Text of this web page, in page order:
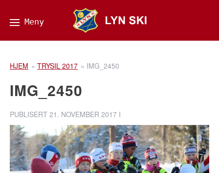
HJEM » TRYSIL 2017 » IMG_2450
IMG_2450
PUBLISERT 21. NOVEMBER 2017 I